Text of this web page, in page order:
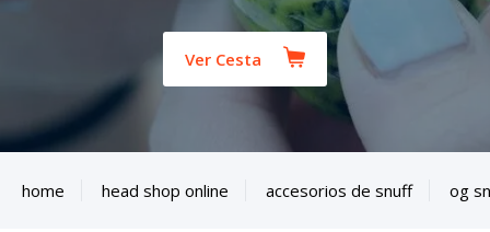
Ver Cesta
home head shop online accesorios de snuff og